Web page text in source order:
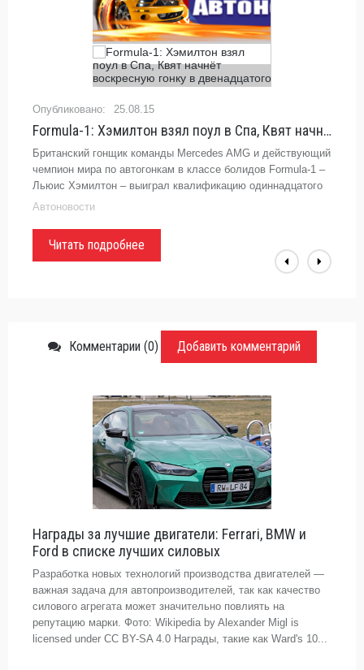
25.08.15
Formula-1: Хэмилтон взял поул в Спа, Квят начнёт воскресную гонку в
Британский гонщик команды Mercedes AMG и действующий
чемпион мира по автогонкам в классе болидов Formula-1 –
Льюис Хэмилтон – выиграл квалификацию одиннадцатого
этапа сезона 2015 года – Гран-при Бельгии...
Автоновости
Читать подробнее
Комментарии (0) Добавить комментарий
Награды за лучшие двигатели: Ferrari, BMW и
Ford в списке лучших силовых
Разработка новых технологий производства двигателей —
важная задача для автопроизводителей, так как качество
силового агрегата может значительно повлиять на
репутацию марки. Фото: Wikipedia by Alexander Migl is
licensed under CC BY-SA 4.0 Награды, такие как Ward's 10...